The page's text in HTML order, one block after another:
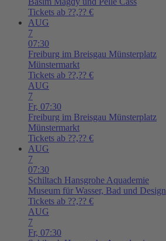
Tickets ab ??,?? €
AUG
7
07:30
Freiburg im Breisgau Münsterplatz
Münstermarkt
Tickets ab ??,?? €
AUG
7
Fr, 07:30
Freiburg im Breisgau Münsterplatz
Münstermarkt
Tickets ab ??,?? €
AUG
7
07:30
Schiltach Hansgrohe Aquademie
Museum für Wasser, Bad und Design
Tickets ab ??,?? €
AUG
7
Fr, 07:30